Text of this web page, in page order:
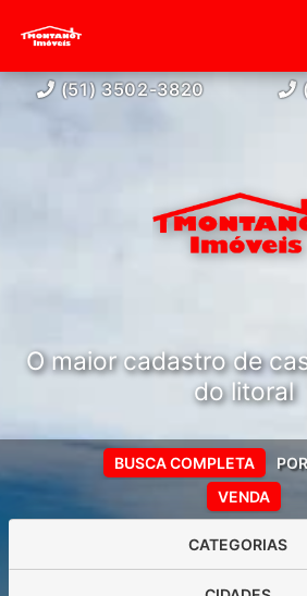
(51) 3502-3820
O maior cadastro de
do litoral
VENDA
BUSCA COMPLETA
CATEGORIAS